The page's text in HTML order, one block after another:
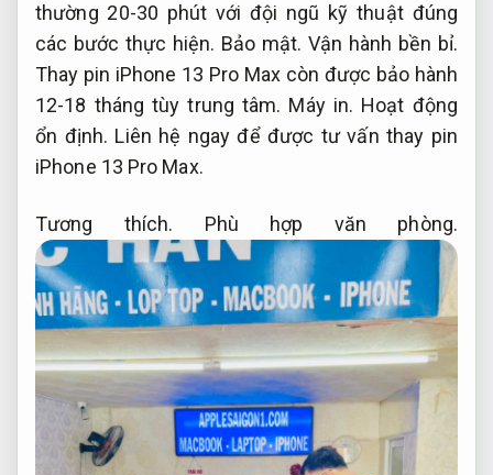
thường 20-30 phút với đội ngũ kỹ thuật đúng
các bước thực hiện. Bảo mật. Vận hành bền bỉ.
Thay pin iPhone 13 Pro Max còn được bảo hành
12-18 tháng tùy trung tâm. Máy in. Hoạt động
ổn định. Liên hệ ngay để được tư vấn thay pin
iPhone 13 Pro Max.
Tương thích. Phù hợp văn phòng.